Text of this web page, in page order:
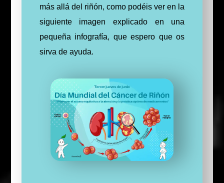
más allá del riñón, como podéis ver en la
siguienteimagen explicado en una
pequeña infografía, que espero que os
sirva de ayuda.